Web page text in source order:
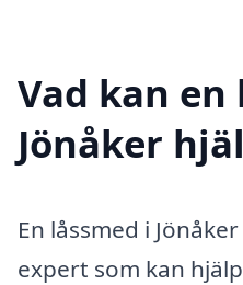
Vad kan en
Jönåker
En låssmed i
expert som kan